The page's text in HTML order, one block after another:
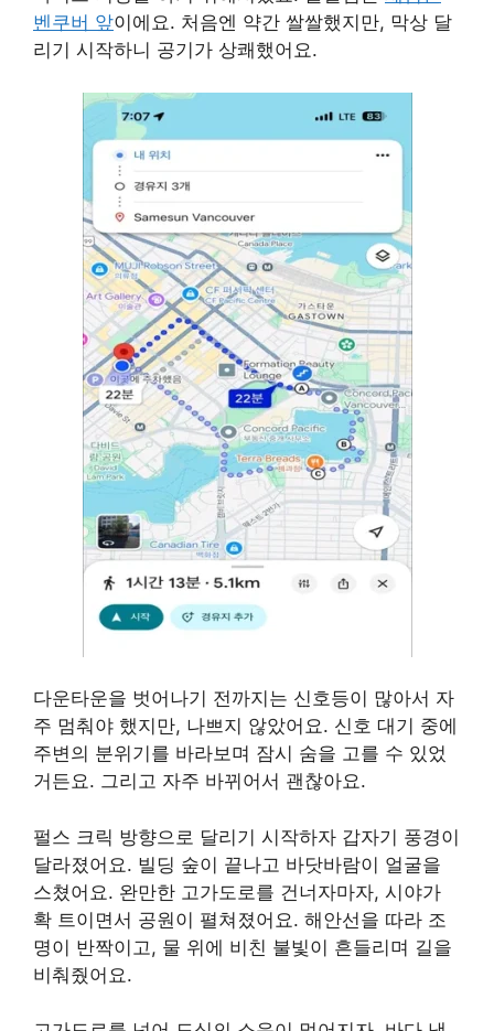
벤쿠버 앞이에요. 처음엔 약간 쌀쌀했지만, 막상 달
리기 시작하니 공기가 상쾌했어요.
다운타운을 벗어나기 전까지는 신호등이 많아서 자
주 멈춰야 했지만, 나쁘지 않았어요. 신호 대기 중에
주변의 분위기를 바라보며 잠시 숨을 고를 수 있었
거든요. 그리고 자주 바뀌어서 괜찮아요.
펄스 크릭 방향으로 달리기 시작하자 갑자기 풍경이
달라졌어요. 빌딩 숲이 끝나고 바닷바람이 얼굴을
스쳤어요. 완만한 고가도로를 건너자마자, 시야가
확 트이면서 공원이 펼쳐졌어요. 해안선을 따라 조
명이 반짝이고, 물 위에 비친 불빛이 흔들리며 길을
비춰줬어요.